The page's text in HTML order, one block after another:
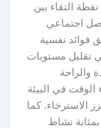
التقاء بين
اجتماعي
فوائد نفسية
تقليل مستويات
والراحة
في البيئة
الاسترخاء. كما
بمثابة نشاط